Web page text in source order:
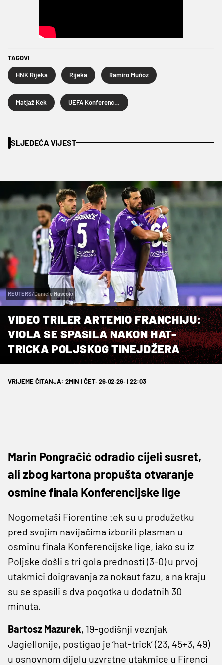
TAGOVI
HNK Rijeka Rijeka Ramiro Muñoz
Matjaž Kek
SLJEDEĆA VIJEST
REUTERS/Daniele Mascolo
VIDEO TRILER ARTEMIO FRANCHIJU:
VIOLA SE SPASILA NAKON HAT-
TRICKA POLJSKOG TINEJDŽERA
VRIJEME ČITANJA: 2MIN | ČET. 26.02.26. | 22:03
Marin Pongračić odradio cijeli susret,
ali zbog kartona propušta otvaranje
osmine finala Konferencijske lige
Nogometaši Fiorentine tek su u produžetku
pred svojim navijačima izborili plasman u
osminu finala Konferencijske lige, iako su iz
Poljske došli s tri gola prednosti (3-0) u prvoj
utakmici doigravanja za nokaut fazu, a na kraju
su se spasili s dva pogotka u dodatnih 30
minuta.
Bartosz Mazurek, 19-godišnji veznjak
Jagiellonije, postigao je ‘hat-trick’ (23, 45+3, 49)
u osnovnom dijelu uzvratne utakmice u Firenci